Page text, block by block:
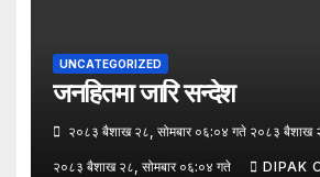
UNCATEGORIZED
जनहितमा जारि सन्देश
२०८३ बैशाख २८, सोमबार ०६:०४ गते २०८३ बैशाख
२०८३ बैशाख २८, सोमबार ०६:०४ गते DIPAK